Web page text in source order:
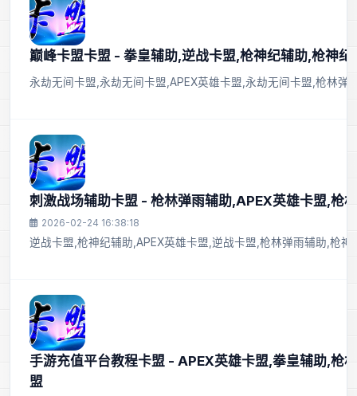
巅峰卡盟卡盟 - 拳皇辅助,逆战卡盟,枪神纪辅助,枪神纪
永劫无间卡盟,永劫无间卡盟,APEX英雄卡盟,永劫无间卡盟,枪林弹
刺激战场辅助卡盟 - 枪林弹雨辅助,APEX英雄卡盟,枪
2026-02-24 16:38:18
逆战卡盟,枪神纪辅助,APEX英雄卡盟,逆战卡盟,枪林弹雨辅助,枪
手游充值平台教程卡盟 - APEX英雄卡盟,拳皇辅助,枪
盟